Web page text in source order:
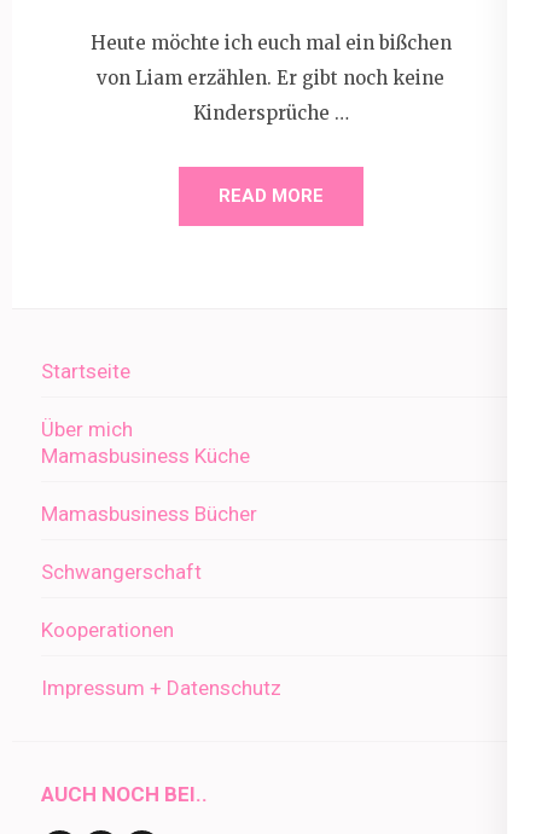
Heute möchte ich euch mal ein bißchen
von Liam erzählen. Er gibt noch keine
Kindersprüche …
READ MORE
Startseite
Über mich
Mamasbusiness Küche
Mamasbusiness Bücher
Schwangerschaft
Kooperationen
Impressum + Datenschutz
AUCH NOCH BEI..